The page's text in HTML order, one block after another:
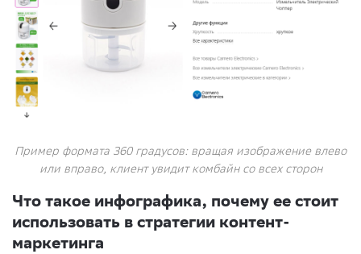
Пример формата 360 градусов: вращая изображение влево
или вправо, клиент увидит комбайн со всех сторон
Что такое инфографика, почему ее стоит
использовать в стратегии контент-
маркетинга